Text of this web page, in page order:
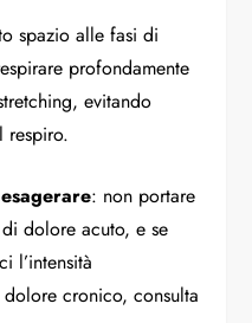
spazio alle fasi di
profondamente
evitando
respiro.
: non portare
dolore acuto, e se
l’intensità
cronico, consulta